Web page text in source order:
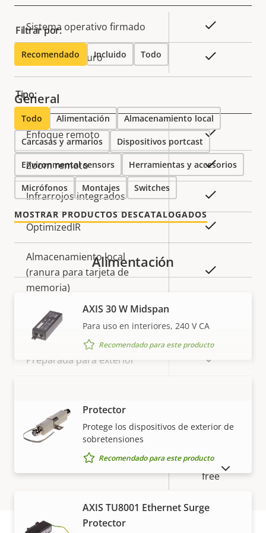
Descripción
de
propiedad
Valor de
la
propiedad
Sistema operativo firmado
Arranque seguro
General
Descripción
de
propiedad
Valor de
la
propiedad
Enfoque remoto Sí
Zoom remoto Sí
Infrarrojos integrados
OptimizedIR
Almacenamiento local
(ranura para tarjeta de
memoria)
Temperatura de
funcionamiento
-30 to 50 °C
Preparada para exterior
Clasificación IP
Sostenibilidad
free, PVC
free
Filtrar por:
Recomendado Incluido Todo
Tipo:
Todo Alimentación Almacenamiento local
Carcasas y armarios Dispositivos portcast
Environmental sensors Herramientas y accesorios
Micrófonos Montajes Switches
MOSTRAR PRODUCTOS DESCATALOGADOS
VISUALIZAR MÁS
Alimentación
AXIS 30 W Midspan
Para uso en interiores, 240 V CA
Recomendado para este producto
Protector
Protege los dispositivos de exterior de
sobretensiones
Recomendado para este producto
AXIS TU8001 Ethernet Surge
Protector